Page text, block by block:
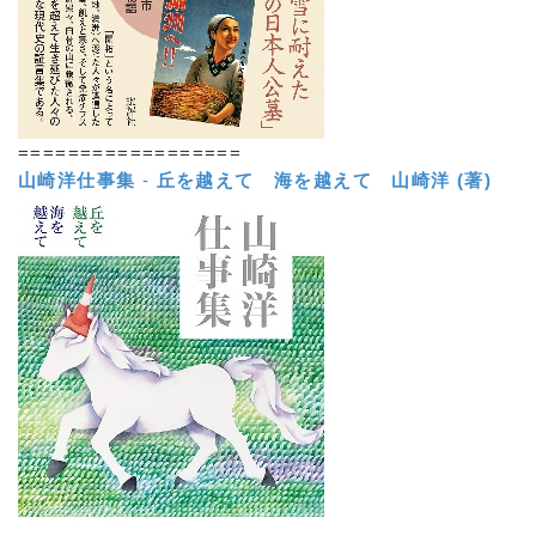
==================
山崎洋仕事集 - 丘を越えて 海を越えて 山崎洋 (著)